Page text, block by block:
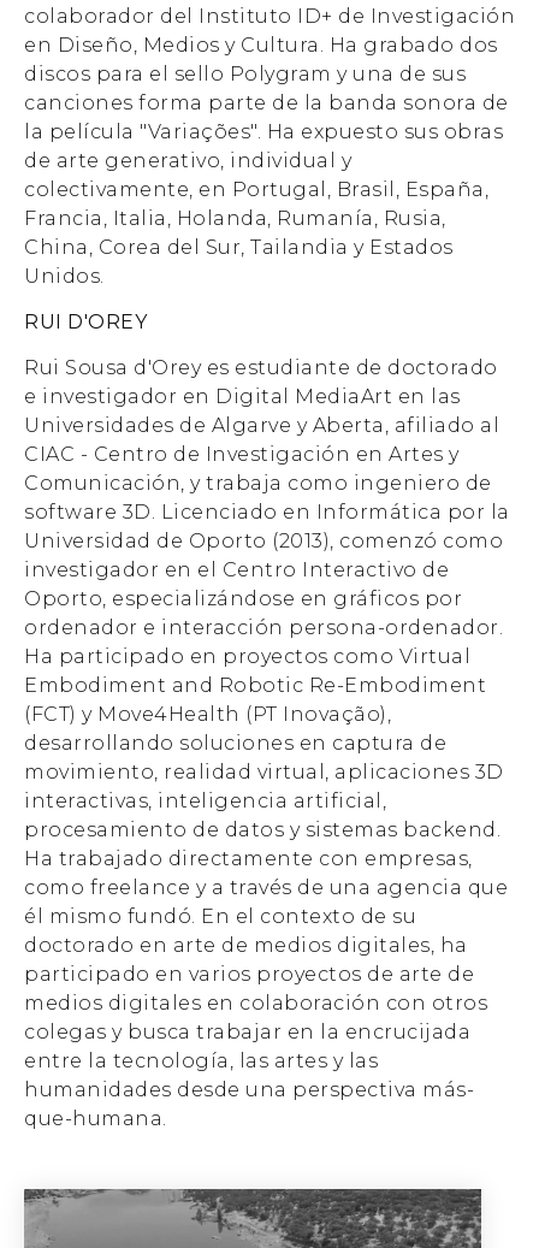
colaborador del Instituto ID+ de Investigación
en Diseño, Medios y Cultura. Ha grabado dos
discos para el sello Polygram y una de sus
canciones forma parte de la banda sonora de
la película "Variações". Ha expuesto sus obras
de arte generativo, individual y
colectivamente, en Portugal, Brasil, España,
Francia, Italia, Holanda, Rumanía, Rusia,
China, Corea del Sur, Tailandia y Estados
Unidos.
RUI D'OREY
Rui Sousa d'Orey es estudiante de doctorado
e investigador en Digital MediaArt en las
Universidades de Algarve y Aberta, afiliado al
CIAC - Centro de Investigación en Artes y
Comunicación, y trabaja como ingeniero de
software 3D. Licenciado en Informática por la
Universidad de Oporto (2013), comenzó como
investigador en el Centro Interactivo de
Oporto, especializándose en gráficos por
ordenador e interacción persona-ordenador.
Ha participado en proyectos como Virtual
Embodiment and Robotic Re-Embodiment
(FCT) y Move4Health (PT Inovação),
desarrollando soluciones en captura de
movimiento, realidad virtual, aplicaciones 3D
interactivas, inteligencia artificial,
procesamiento de datos y sistemas backend.
Ha trabajado directamente con empresas,
como freelance y a través de una agencia que
él mismo fundó. En el contexto de su
doctorado en arte de medios digitales, ha
participado en varios proyectos de arte de
medios digitales en colaboración con otros
colegas y busca trabajar en la encrucijada
entre la tecnología, las artes y las
humanidades desde una perspectiva más-
que-humana.